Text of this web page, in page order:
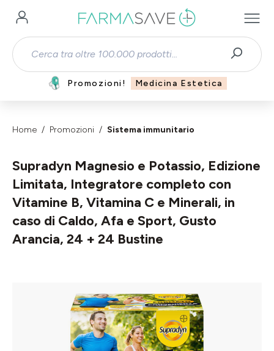
Passa al contenuto principale
Promozioni! Medicina Estetica
Home Promozioni Sistema immunitario
Supradyn Magnesio e Potassio, Edizione
Limitata, Integratore completo con
Vitamine B, Vitamina C e Minerali, in
caso di Caldo, Afa e Sport, Gusto
Arancia, 24 + 24 Bustine